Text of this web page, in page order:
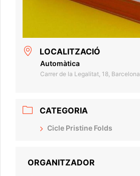
LOCALITZACIÓ
Automàtica
Carrer de la Legalitat, 18, Barcelona
CATEGORIA
Cicle Pristine Folds
ORGANITZADOR